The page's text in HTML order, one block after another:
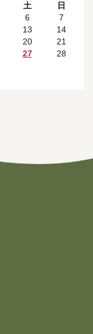
土
日
6
7
13
14
20
21
27
28